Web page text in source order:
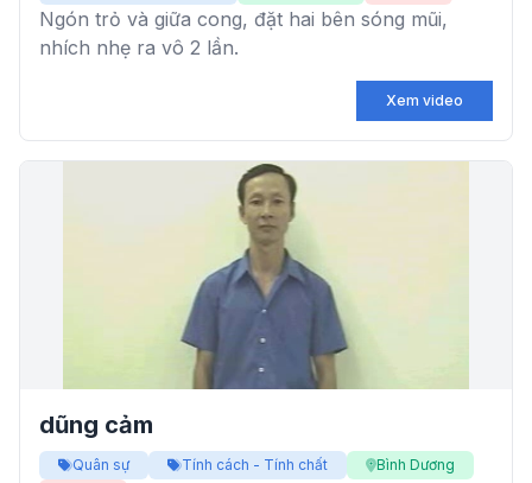
Ngón trỏ và giữa cong, đặt hai bên sóng mũi,
nhích nhẹ ra vô 2 lần.
Xem video
dũng cảm
Quân sự Tính cách - Tính chất
Bình Dương